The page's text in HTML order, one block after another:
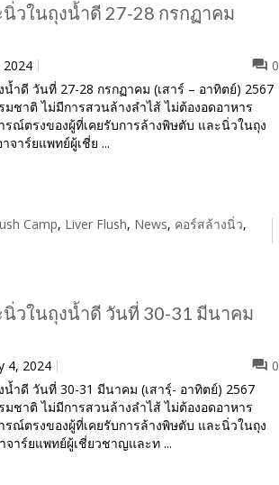
วในถุงน้ำดี 27-28 กรกฏาคม
2024
0
ำดี วันที่ 27-28 กรกฏาคม (เสาร์ – อาทิตย์) 2567
ชาติ ไม่มีการสวนล้างลำไส้ ไม่ต้องอดอาหาร
ณ์ตรงของผู้ที่เคยรับการล้างพิษตับ และนิ่วในถุง
จาร์ยแพทย์ผู้เชี่ย ...
Camp, Liver Flush, News, คอร์สล้างนิ่ว,
วในถุงน้ำดี วันที่ 30-31 มีนาคม
4, 2024
0
ำดี วันที่ 30-31 มีนาคม (เสารฺ์- อาทิตย์) 2567
ชาติ ไม่มีการสวนล้างลำไส้ ไม่ต้องอดอาหาร
ณ์ตรงของผู้ที่เคยรับการล้างพิษตับ และนิ่วในถุง
าร์ยแพทย์ผู้เชี่ยวชาญและท ...